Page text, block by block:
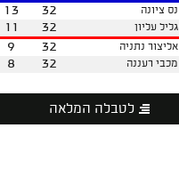
13 32 נס ציונה
11 32 גליל עליון
9 32 אליצור נתניה
8 32 מכבי רעננה
לטבלה המלאה